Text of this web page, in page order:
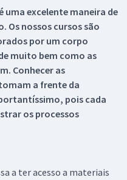
uma excelente maneira de
Os nossos cursos são
por um corpo
muito bem como as
Conhecer as
a frente da
pois cada
os processos
a ter acesso a materiais